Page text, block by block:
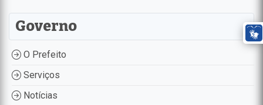
Governo
O Prefeito
Serviços
Notícias